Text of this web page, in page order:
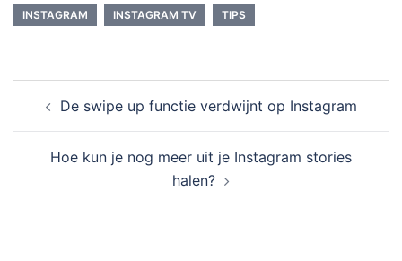
INSTAGRAM INSTAGRAM TV TIPS
navigatie
De swipe up functie verdwijnt op Instagram
Hoe kun je nog meer uit je Instagram stories
halen?